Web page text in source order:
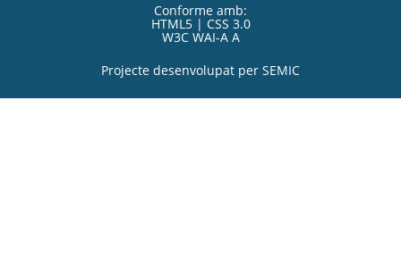
Conforme amb:
HTML5 | CSS 3.0
W3C WAI-A A
Projecte desenvolupat per SEMIC